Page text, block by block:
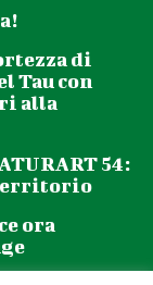
di
Tau con
alla
54:
ora